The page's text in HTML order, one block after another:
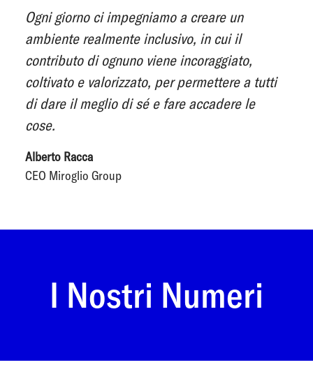
Ogni giorno ci impegniamo a creare un
ambiente realmente inclusivo, in cui il
contributo di ognuno viene incoraggiato,
coltivato e valorizzato, per permettere a tutti
di dare il meglio di sé e fare accadere le
cose.
Alberto Racca
CEO Miroglio Group
I Nostri Numeri